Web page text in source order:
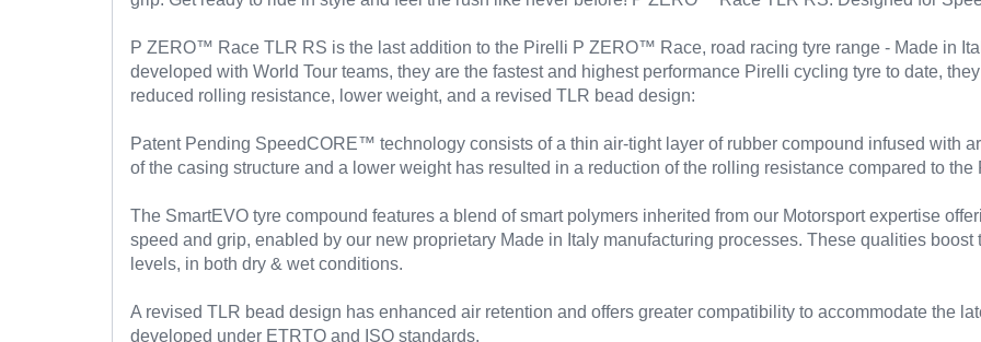
P ZERO™ Race TLR RS is the last addition to the Pirelli P ZERO™ Race, road racing tyre range - Made in
developed with World Tour teams, they are the fastest and highest performance Pirelli cycling tyre to date,
reduced rolling resistance, lower weight, and a revised TLR bead design:
Patent Pending SpeedCORE™ technology consists of a thin air-tight layer of rubber compound infused with
of the casing structure and a lower weight has resulted in a reduction of the rolling resistance compared to the
The SmartEVO tyre compound features a blend of smart polymers inherited from our Motorsport expertise
speed and grip, enabled by our new proprietary Made in Italy manufacturing processes. These qualities
levels, in both dry & wet conditions.
A revised TLR bead design has enhanced air retention and offers greater compatibility to accommodate the
developed under ETRTO and ISO standards.